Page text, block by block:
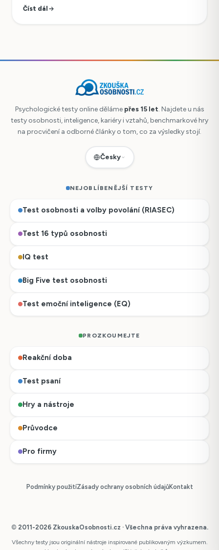
Česky
Číst dál
Psychologické testy online děláme přes 15 let. Najdete u nás
testy osobnosti, inteligence, kariéry i vztahů, benchmarkové hry
na procvičení a odborné články o tom, co za výsledky stojí.
Česky
NEJOBLÍBENĚJŠÍ TESTY
Test osobnosti a volby povolání (RIASEC)
Test 16 typů osobnosti
IQ test
Big Five test osobnosti
Test emoční inteligence (EQ)
PROZKOUMEJTE
Reakční doba
Test psaní
Hry a nástroje
Průvodce
Pro firmy
Podmínky použitíZásady ochrany osobních údajůKontakt
© 2011-2026 ZkouskaOsobnosti.cz · Všechna práva vyhrazena.
Všechny testy jsou originální nástroje inspirované publikovaným výzkumem.